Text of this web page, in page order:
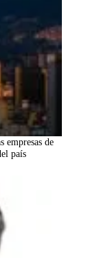
empresas de
país